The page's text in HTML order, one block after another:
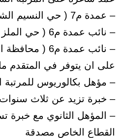
– عمدة م7 ( حي النسيم الشرقي )
– نائب عمدة م6 ( حي الملز )
– نائب عمدة م6 ( محافظة الدرعية )
على ان يتوفر في المتقدم
– مؤهل بكالوريوس للمرتبة
– خبرة تزيد عن ثلاث سنوات
– المؤهل الثانوي مع
القطاع الخاص مصدقة